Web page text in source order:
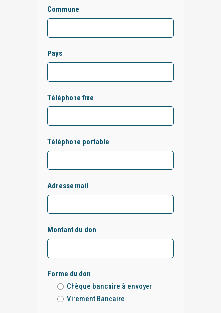
Commune
Pays
Téléphone fixe
Téléphone portable
Adresse mail
Montant du don
Forme du don
Chèque bancaire à envoyer
Virement Bancaire